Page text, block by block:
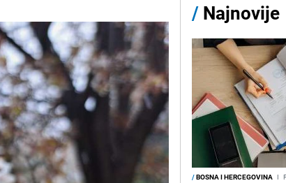
/ Najnovije
/BOSNA I HERCEGOVINA I